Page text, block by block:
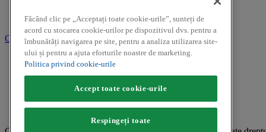
Muștar
CAMPANII PROMOTIONALE
REGULAMENTE CAMPANII PROMOTIONALE
CAMPANII PROMOTIONALE
Facebook
Youtube
Instagram
Făcând clic pe „Acceptați toate cookie-urile”, sunteți de
acord cu stocarea cookie-urilor pe dispozitivul dvs. pentru a
îmbunătăți navigarea pe site, pentru a analiza utilizarea site-
ului și pentru a ajuta eforturile noastre de marketing.
Politica privind cookie-urile
Accept toate cookie-urile
Respingeți toate